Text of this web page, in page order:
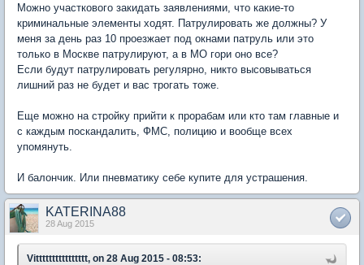
Можно участкового закидать заявлениями, что какие-то
криминальные элементы ходят. Патрулировать же должны? У
меня за день раз 10 проезжает под окнами патруль или это
только в Москве патрулируют, а в МО гори оно все?
Если будут патрулировать регулярно, никто высовываться
лишний раз не будет и вас трогать тоже.
Еще можно на стройку прийти к прорабам или кто там главные и
с каждым поскандалить, ФМС, полицию и вообще всех
упомянуть.
И балончик. Или пневматику себе купите для устрашения.
KATERINA88
28 Aug 2015
Vitttttttttttttttt, on 28 Aug 2015 - 08:53: